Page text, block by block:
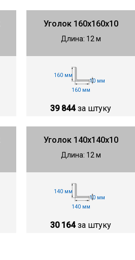
Уголок 160х160х10
Длина: 12 м
160 мм
160 мм
10 мм
39 844 за штуку
Уголок 140х140х10
Длина: 12 м
140 мм
140 мм
10 мм
30 164 за штуку